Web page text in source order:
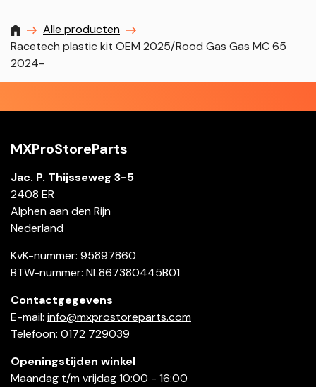
MXProstoreparts
Alle producten
Racetech plastic kit OEM 2025/Rood Gas Gas MC 65
2024-
MXProStoreParts
Jac. P. Thijsseweg 3-5
2408 ER
Alphen aan den Rijn
Nederland
KvK-nummer: 95897860
BTW-nummer: NL867380445B01
Contactgegevens
E-mail: info@mxprostoreparts.com
Telefoon: 0172 729039
Openingstijden winkel
Maandag t/m vrijdag 10:00 - 16:00